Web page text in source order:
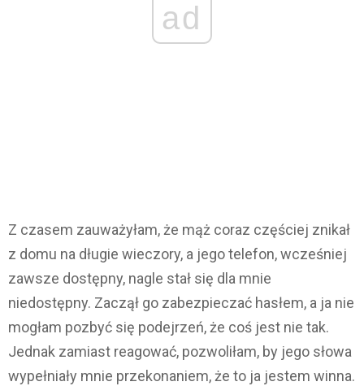
ad
Z czasem zauważyłam, że mąż coraz częściej znikał
z domu na długie wieczory, a jego telefon, wcześniej
zawsze dostępny, nagle stał się dla mnie
niedostępny. Zaczął go zabezpieczać hasłem, a ja nie
mogłam pozbyć się podejrzeń, że coś jest nie tak.
Jednak zamiast reagować, pozwoliłam, by jego słowa
wypełniały mnie przekonaniem, że to ja jestem winna.